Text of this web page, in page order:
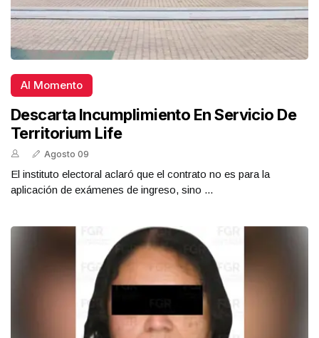
Al Momento
Descarta Incumplimiento En Servicio De
Territorium Life
Agosto 09
El instituto electoral aclaró que el contrato no es para la
aplicación de exámenes de ingreso, sino ...